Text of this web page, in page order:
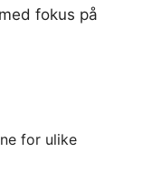
fokus på
for ulike